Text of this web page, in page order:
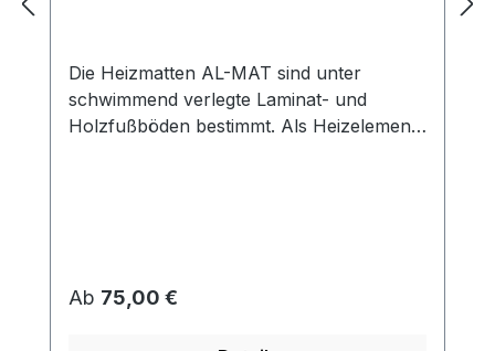
Die Heizmatten AL-MAT sind unter
schwimmend verlegte Laminat- und
Holzfußböden bestimmt. Als Heizelement
Matte mit einem Anschlussleiter (sog.
Regulärer Preis:
Ab 75,00 €